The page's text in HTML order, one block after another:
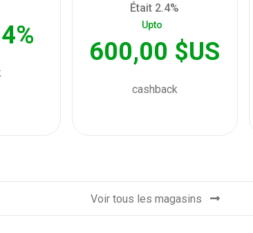
Était 2.4%
Upto
600,00 $US
cashback
Voir tous les magasins